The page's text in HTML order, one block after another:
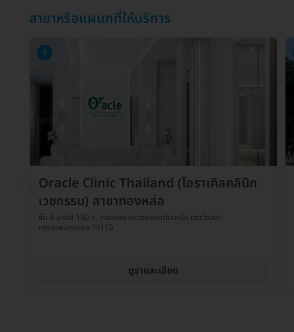
สาขาหรือแผนกที่ให้บริการ
1
Oracle Clinic Thailand (โอราเคิลคลินิก
เวชกรรม) สาขาทองหล่อ
ชั้น 4 มาร์เช่ 150 ถ. ทองหล่อ แขวงคลองตันเหนือ เขตวัฒนา
กรุงเทพมหานคร 10110
ดูรายละเอียด